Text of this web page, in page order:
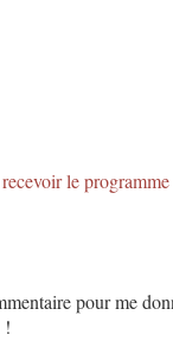
le
pour me
!